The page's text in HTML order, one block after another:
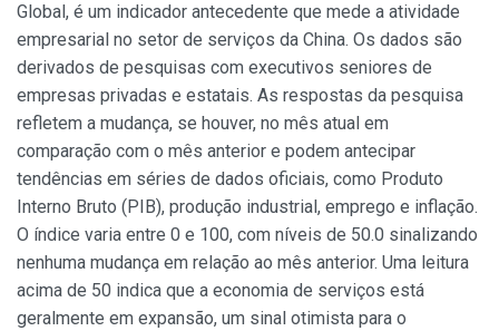
Global, é um indicador antecedente que mede a atividade
empresarial no setor de serviços da China. Os dados são
derivados de pesquisas com executivos seniores de
empresas privadas e estatais. As respostas da pesquisa
refletem a mudança, se houver, no mês atual em
comparação com o mês anterior e podem antecipar
tendências em séries de dados oficiais, como Produto
Interno Bruto (PIB), produção industrial, emprego e inflação.
O índice varia entre 0 e 100, com níveis de 50.0 sinalizando
nenhuma mudança em relação ao mês anterior. Uma leitura
acima de 50 indica que a economia de serviços está
geralmente em expansão, um sinal otimista para o